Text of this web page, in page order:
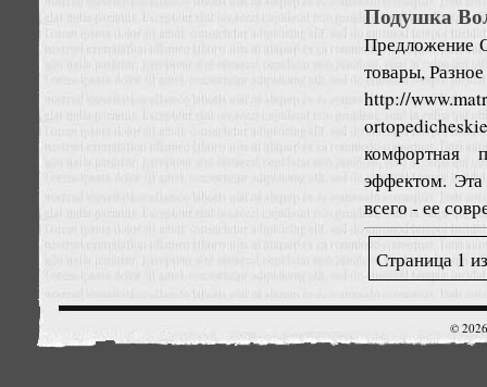
Подушка
Предложение
товары, Разное
http://
комфортная
эффектом.
всего - ее
Страница 1
©